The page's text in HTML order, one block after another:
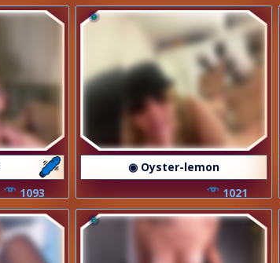
1093
◉ Oyster-lemon
1021